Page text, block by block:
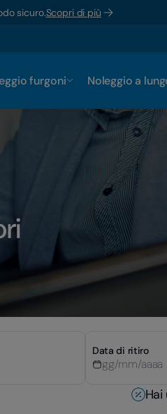
sicuro.Scopri di più
furgoni Noleggio a
Data di ritiro